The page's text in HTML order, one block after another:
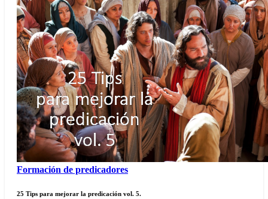
Formación de predicadores
25 Tips para mejorar la predicación vol. 5.